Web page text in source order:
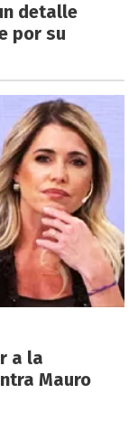
detalle
por su
a la
Mauro